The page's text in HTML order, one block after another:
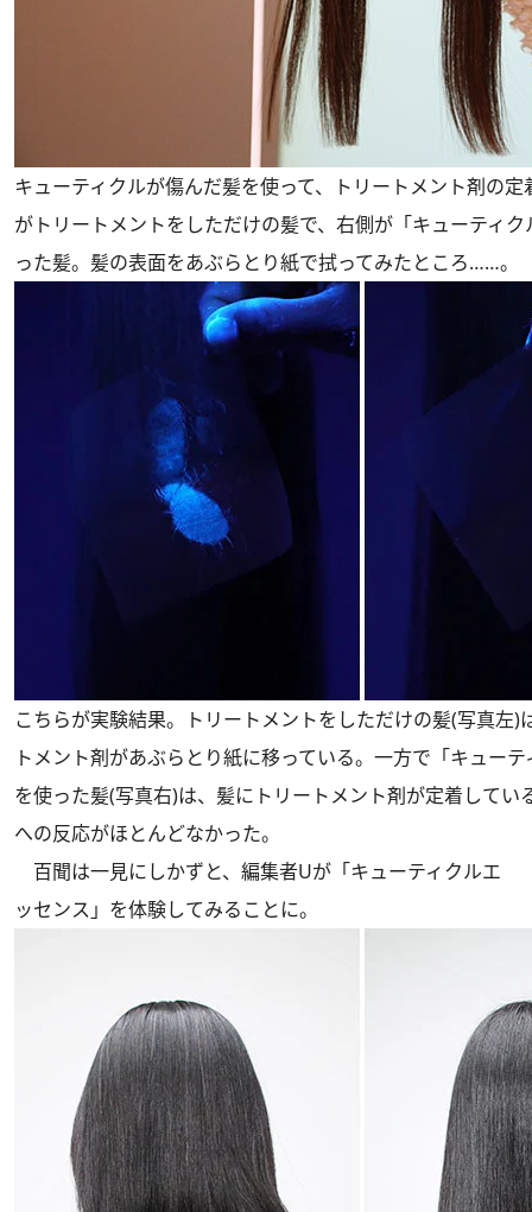
キューティクルが傷んだ髪を使って、トリートメント剤の
がトリートメントをしただけの髪で、右側が「キューティ
った髪。髪の表面をあぶらとり紙で拭ってみたところ……。
こちらが実験結果。トリートメントをしただけの髪(写真左)
トメント剤があぶらとり紙に移っている。一方で「キュー
を使った髪(写真右)は、髪にトリートメント剤が定着してい
への反応がほとんどなかった。
百聞は一見にしかずと、編集者Uが「キューティクルエ
ッセンス」を体験してみることに。